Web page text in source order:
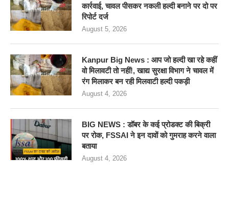
कार्रवाई, चावल पीसकर नकली हल्दी बनाने पर दो पर
रिपोर्ट दर्ज
August 5, 2026
Kanpur Big News : आप जो हल्दी खा रहे कहीं
वो मिलावटी तो नहीं!, खाद्य सुरक्षा विभाग ने चावल में
रंग मिलाकर बन रही मिलवाटी हल्दी पकड़ी
August 4, 2026
BIG NEWS : डॉबर के कई प्रोडक्ट की बिक्री
पर रोक, FSSAI ने इन दावों को गुमराह करने वाला
बताया
August 4, 2026